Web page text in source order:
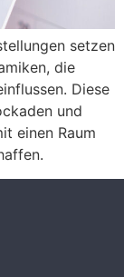
setzen
die
Diese
und
einen Raum